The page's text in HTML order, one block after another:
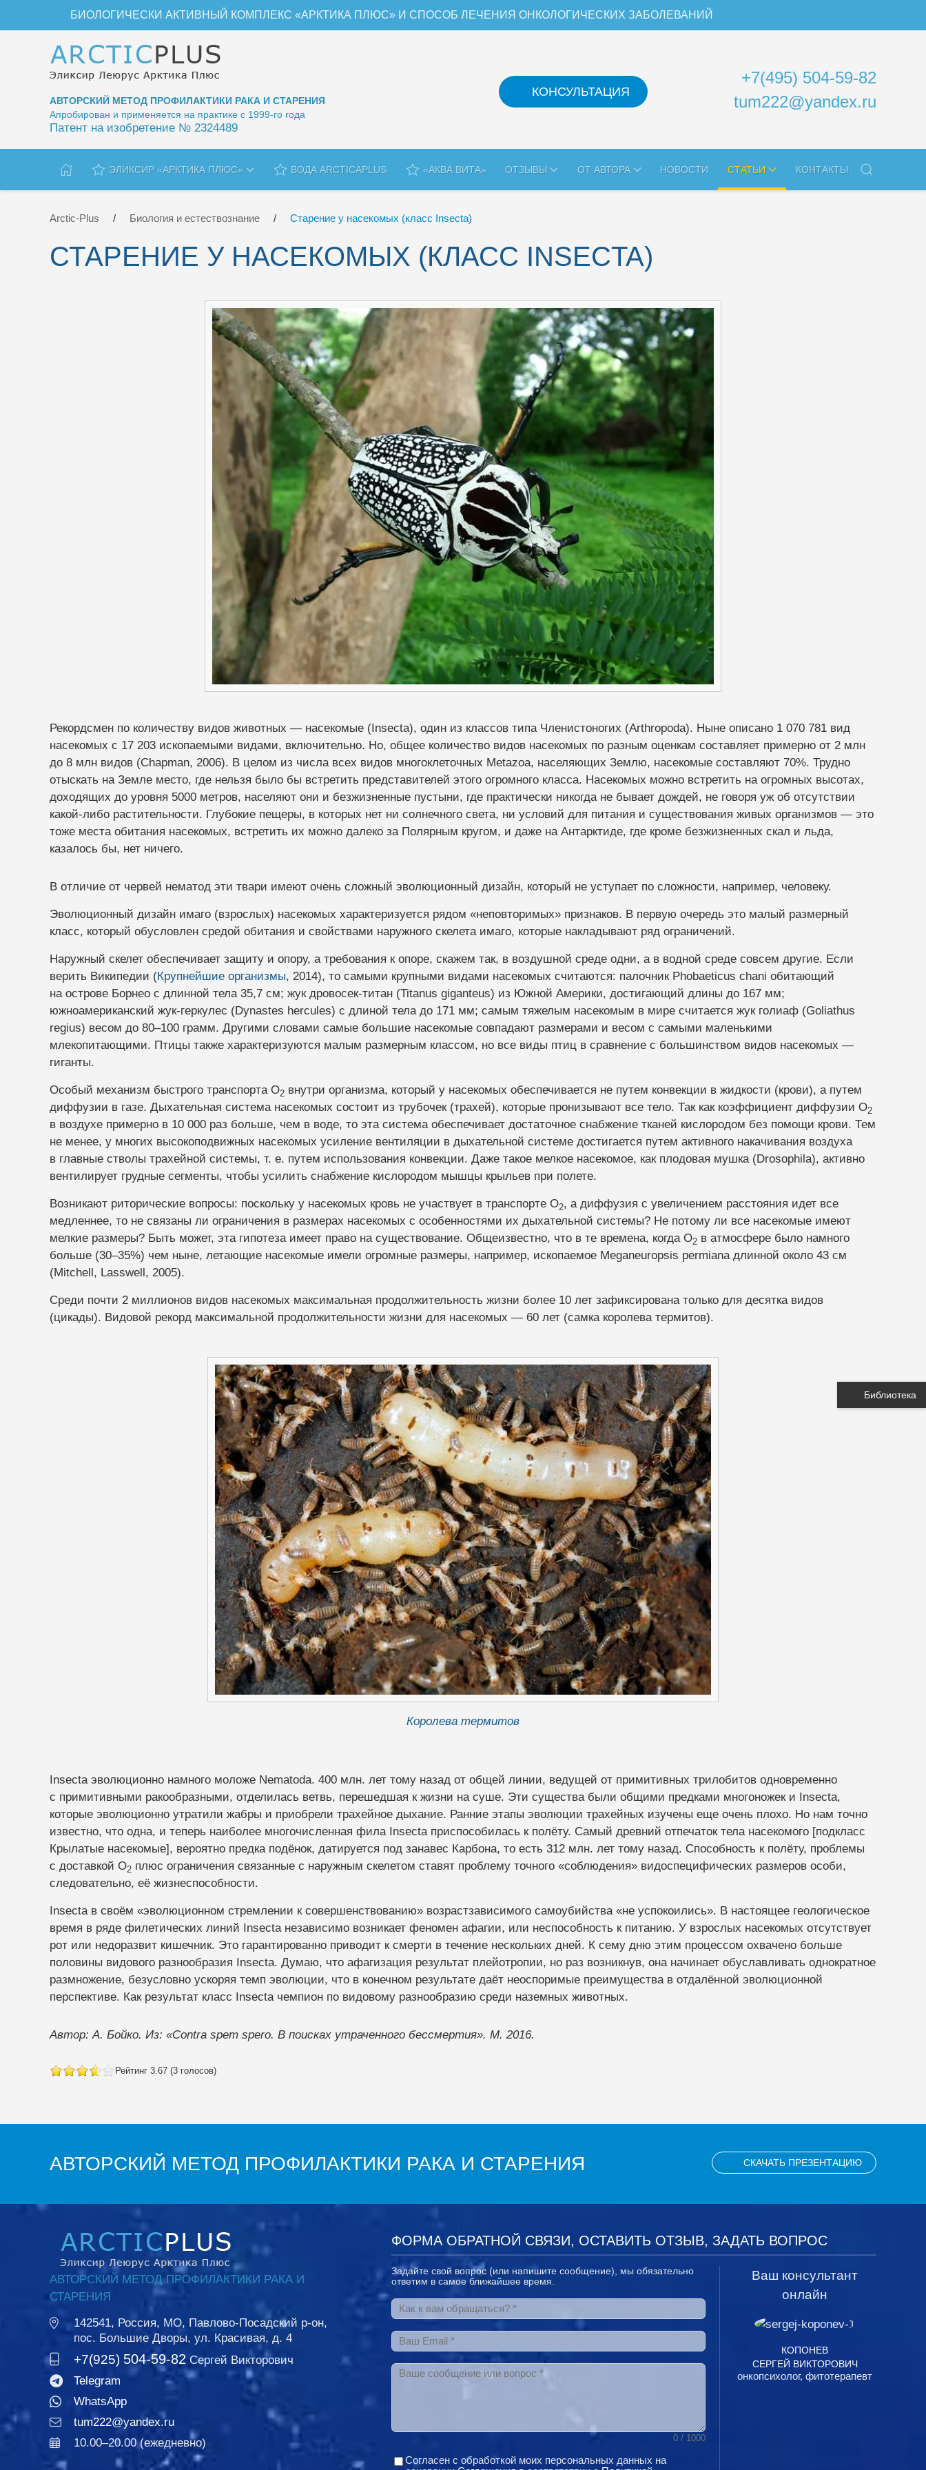
БИОЛОГИЧЕСКИ АКТИВНЫЙ КОМПЛЕКС «АРКТИКА ПЛЮС» И СПОСОБ ЛЕЧЕНИЯ ОНКОЛОГИЧЕСКИХ ЗАБОЛЕВАНИЙ
АВТОРСКИЙ МЕТОД ПРОФИЛАКТИКИ РАКА И СТАРЕНИЯ
Апробирован и применяется на практике с 1999-го года
Патент на изобретение № 2324489
КОНСУЛЬТАЦИЯ
+7(495) 504-59-82
tum222@yandex.ru
ЭЛИКСИР «АРКТИКА ПЛЮС» ВОДА ARCTICAPLUS «АКВА ВИТА» ОТЗЫВЫ ОТ АВТОРА НОВОСТИ СТАТЬИ КОНТАКТЫ
Arctic-Plus Биология и естествознание Старение у насекомых (класс Insecta)
СТАРЕНИЕ У НАСЕКОМЫХ (КЛАСС INSECTA)
Рекордсмен по количеству видов животных — насекомые (Insecta), один из классов типа Членистоногих (Arthropoda). Ныне описано 1 070 781 вид
насекомых с 17 203 ископаемыми видами, включительно. Но, общее количество видов насекомых по разным оценкам составляет примерно от 2 млн
до 8 млн видов (Chapman, 2006). В целом из числа всех видов многоклеточных Metazoa, населяющих Землю, насекомые составляют 70%. Трудно
отыскать на Земле место, где нельзя было бы встретить представителей этого огромного класса. Насекомых можно встретить на огромных высотах,
доходящих до уровня 5000 метров, населяют они и безжизненные пустыни, где практически никогда не бывает дождей, не говоря уж об отсутствии
какой-либо растительности. Глубокие пещеры, в которых нет ни солнечного света, ни условий для питания и существования живых организмов — это
тоже места обитания насекомых, встретить их можно далеко за Полярным кругом, и даже на Антарктиде, где кроме безжизненных скал и льда,
казалось бы, нет ничего.
В отличие от червей нематод эти твари имеют очень сложный эволюционный дизайн, который не уступает по сложности, например, человеку.
Эволюционный дизайн имаго (взрослых) насекомых характеризуется рядом «неповторимых» признаков. В первую очередь это малый размерный
класс, который обусловлен средой обитания и свойствами наружного скелета имаго, которые накладывают ряд ограничений.
Наружный скелет обеспечивает защиту и опору, а требования к опоре, скажем так, в воздушной среде одни, а в водной среде совсем другие. Если
верить Википедии (Крупнейшие организмы, 2014), то самыми крупными видами насекомых считаются: палочник Phobaeticus chani обитающий
на острове Борнео с длинной тела 35,7 см; жук дровосек-титан (Titanus giganteus) из Южной Америки, достигающий длины до 167 мм;
южноамериканский жук-геркулес (Dynastes hercules) с длиной тела до 171 мм; самым тяжелым насекомым в мире считается жук голиаф (Goliathus
regius) весом до 80–100 грамм. Другими словами самые большие насекомые совпадают размерами и весом с самыми маленькими
млекопитающими. Птицы также характеризуются малым размерным классом, но все виды птиц в сравнение с большинством видов насекомых —
гиганты.
Особый механизм быстрого транспорта O2 внутри организма, который у насекомых обеспечивается не путем конвекции в жидкости (крови), а путем
диффузии в газе. Дыхательная система насекомых состоит из трубочек (трахей), которые пронизывают все тело. Так как коэффициент диффузии O2
в воздухе примерно в 10 000 раз больше, чем в воде, то эта система обеспечивает достаточное снабжение тканей кислородом без помощи крови. Тем
не менее, у многих высокоподвижных насекомых усиление вентиляции в дыхательной системе достигается путем активного накачивания воздуха
в главные стволы трахейной системы, т. е. путем использования конвекции. Даже такое мелкое насекомое, как плодовая мушка (Drosophila), активно
вентилирует грудные сегменты, чтобы усилить снабжение кислородом мышцы крыльев при полете.
Возникают риторические вопросы: поскольку у насекомых кровь не участвует в транспорте O2, а диффузия с увеличением расстояния идет все
медленнее, то не связаны ли ограничения в размерах насекомых с особенностями их дыхательной системы? Не потому ли все насекомые имеют
мелкие размеры? Быть может, эта гипотеза имеет право на существование. Общеизвестно, что в те времена, когда O2 в атмосфере было намного
больше (30–35%) чем ныне, летающие насекомые имели огромные размеры, например, ископаемое Meganeuropsis permiana длинной около 43 см
(Mitchell, Lasswell, 2005).
Среди почти 2 миллионов видов насекомых максимальная продолжительность жизни более 10 лет зафиксирована только для десятка видов
(цикады). Видовой рекорд максимальной продолжительности жизни для насекомых — 60 лет (самка королева термитов).
Королева термитов
Insecta эволюционно намного моложе Nematoda. 400 млн. лет тому назад от общей линии, ведущей от примитивных трилобитов одновременно
с примитивными ракообразными, отделилась ветвь, перешедшая к жизни на суше. Эти существа были общими предками многоножек и Insecta,
которые эволюционно утратили жабры и приобрели трахейное дыхание. Ранние этапы эволюции трахейных изучены еще очень плохо. Но нам точно
известно, что одна, и теперь наиболее многочисленная фила Insecta приспособилась к полёту. Самый древний отпечаток тела насекомого [подкласс
Крылатые насекомые], вероятно предка подёнок, датируется под занавес Карбона, то есть 312 млн. лет тому назад. Способность к полёту, проблемы
с доставкой O2 плюс ограничения связанные с наружным скелетом ставят проблему точного «соблюдения» видоспецифических размеров особи,
следовательно, её жизнеспособности.
Insecta в своём «эволюционном стремлении к совершенствованию» возрастзависимого самоубийства «не успокоились». В настоящее геологическое
время в ряде филетических линий Insecta независимо возникает феномен афагии, или неспособность к питанию. У взрослых насекомых отсутствует
рот или недоразвит кишечник. Это гарантированно приводит к смерти в течение нескольких дней. К сему дню этим процессом охвачено больше
половины видового разнообразия Insecta. Думаю, что афагизация результат плейотропии, но раз возникнув, она начинает обуславливать однократное
размножение, безусловно ускоряя темп эволюции, что в конечном результате даёт неоспоримые преимущества в отдалённой эволюционной
перспективе. Как результат класс Insecta чемпион по видовому разнообразию среди наземных животных.
Автор: А. Бойко. Из: «Contra spem spero. В поисках утраченного бессмертия». М. 2016.
Рейтинг 3.67 (3 голосов)
АВТОРСКИЙ МЕТОД ПРОФИЛАКТИКИ РАКА И СТАРЕНИЯ СКАЧАТЬ ПРЕЗЕНТАЦИЮ
АВТОРСКИЙ МЕТОД ПРОФИЛАКТИКИ РАКА И
СТАРЕНИЯ
142541, Россия, МО, Павлово-Посадский р-он,
пос. Большие Дворы, ул. Красивая, д. 4
+7(925) 504-59-82 Сергей Викторович
Telegram
WhatsApp
tum222@yandex.ru
10.00–20.00 (ежедневно)
ФОРМА ОБРАТНОЙ СВЯЗИ, ОСТАВИТЬ ОТЗЫВ, ЗАДАТЬ ВОПРОС
Задайте свой вопрос (или напишите сообщение), мы обязательно
ответим в самое ближайшее время.
Как к вам обращаться?*
Ваш Email*
Ваше сообщение или вопрос*
0 / 1000
Согласен с обработкой моих персональных данных на
Ваш консультант
онлайн
КОПОНЕВ
СЕРГЕЙ ВИКТОРОВИЧ
онкопсихолог, фитотерапевт
Библиотека